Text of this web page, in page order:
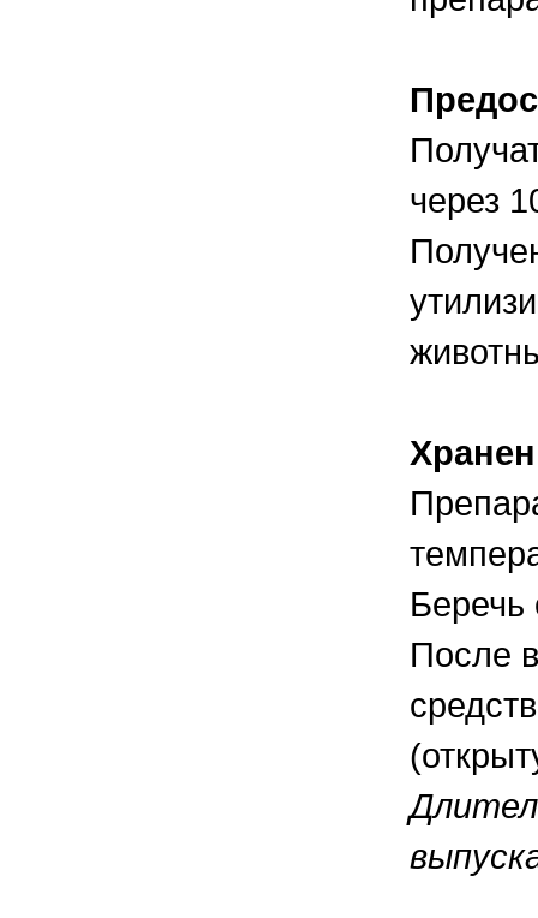
через
Беречь
После